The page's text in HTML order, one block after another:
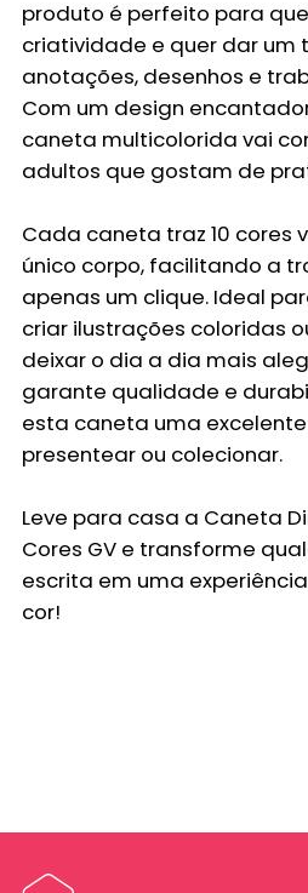
produto é perfeito para
criatividade e quer dar um
anotações, desenhos e
Com um design
caneta multicolorida vai
adultos que gostam de
Cada caneta traz 10 cores
único corpo, facilitando a
apenas um clique. Ideal
criar ilustrações coloridas
deixar o dia a dia mais
garante qualidade e
esta caneta uma
presentear ou colecionar.
Leve para casa a Caneta
Cores GVe transforme
escrita em uma
cor!